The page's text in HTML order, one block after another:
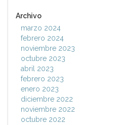
Archivo
marzo 2024
febrero 2024
noviembre 2023
octubre 2023
abril 2023
febrero 2023
enero 2023
diciembre 2022
noviembre 2022
octubre 2022